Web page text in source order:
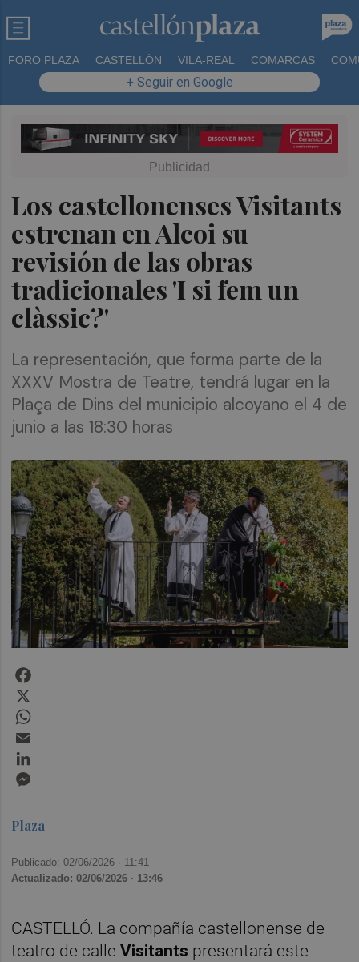
FORO PLAZA CASTELLÓN VILA-REAL COMARCAS
+ Seguir en Google
Los castellonenses Visitants
estrenan en Alcoi su
revisión de las obras
tradicionales 'I si fem un
clàssic?'
La representación, que forma parte de la
XXXV Mostra de Teatre, tendrá lugar en la
Plaça de Dins del municipio alcoyano el 4 de
junio a las 18:30 horas
Plaza
Publicado: 02/06/2026 · 11:41
Actualizado: 02/06/2026 · 13:46
CASTELLÓ. La compañía castellonense de
teatro de calleVisitants presentará este